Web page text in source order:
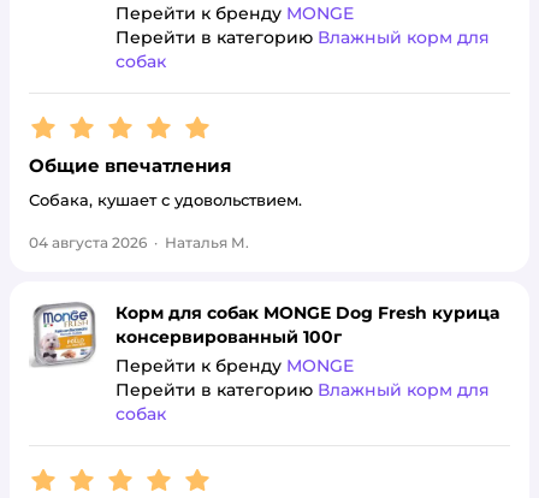
Перейти к бренду MONGE
Перейти в категорию Влажный корм для
собак
Рейтинг:5
Общие впечатления
Собака, кушает с удовольствием.
04 августа 2026 · Наталья М.
Корм для собак MONGE Dog Fresh курица
консервированный 100г
Перейти к бренду MONGE
Перейти в категорию Влажный корм для
собак
Рейтинг:5